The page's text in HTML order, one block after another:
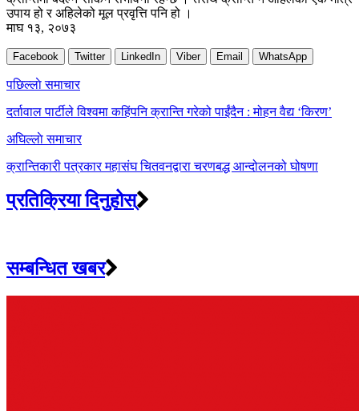
उपाय हो र अहिलेको मूल प्रवृत्ति पनि हो ।
माघ १३, २०७३
Facebook Twitter LinkedIn Viber Email WhatsApp
Post
navigation
पछिल्लाे समाचार
दर्तावाल पार्टीले विश्वमा कहिंपनि क्रान्ति गरेको पाईंदैन : मोहन वैद्य ‘किरण’
अघिल्लाे समाचार
क्रान्तिकारी पत्रकार महासंघ चितवनद्वारा चरणबद्ध आन्दोलनको घोषणा
प्रतिक्रिया दिनुहोस्
सम्बन्धित खबर